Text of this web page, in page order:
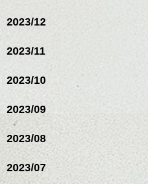
2023/12
2023/11
2023/10
2023/09
2023/08
2023/07